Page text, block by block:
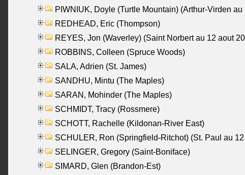
PIWNIUK, Doyle (Turtle Mountain) (Arthur-Virden
REDHEAD, Eric (Thompson)
REYES, Jon (Waverley) (Saint Norbert au 12 aout
ROBBINS, Colleen (Spruce Woods)
SALA, Adrien (St. James)
SANDHU, Mintu (The Maples)
SARAN, Mohinder (The Maples)
SCHMIDT, Tracy (Rossmere)
SCHOTT, Rachelle (Kildonan-River East)
SCHULER, Ron (Springfield-Ritchot) (St. Paul au
SELINGER, Gregory (Saint-Boniface)
SIMARD, Glen (Brandon-Est)